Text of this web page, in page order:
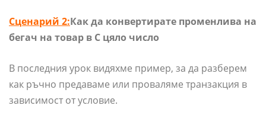
Сценарий 2:Как да конвертирате променлива на
бегач на товар в C цяло число
В последния урок видяхме пример, за да разберем
как ръчно предаваме или проваляме транзакция в
зависимост от условие.